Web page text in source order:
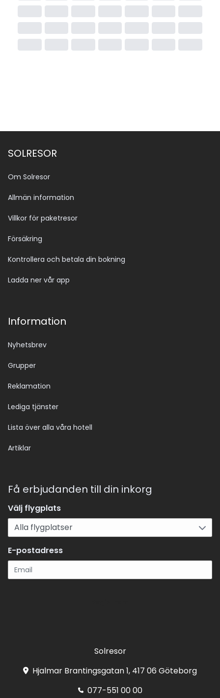
SOLRESOR
Om Solresor
Allmän information
Villkor för paketresor
Försäkring
Kontrollera och betala din bokning
Ladda ner vår app
Information
Nyhetsbrev
Grupper
Reklamation
Lediga tjänster
Lista över alla våra hotell
Artiklar
Få erbjudanden till din inkorg
Välj flygplats
E-postadress
Solresor
Hjalmar Brantingsgatan 1, 417 06 Göteborg
077-551 00 00